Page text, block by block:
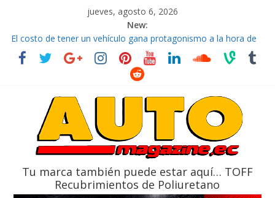
jueves, agosto 6, 2026
New:
El costo de tener un vehículo gana protagonismo a la hora de
decidir
Ultima película ‘Spider‑Man: Brand New Day’ pone en escena a
La Vuelta al Ecuador 2026, edición 47ª, recorre 7 provincias en 8
La FEDAK recibe 12 Sinotruk Bolden para cubrir las rutas de La
Tu marca también puede estar aquí… TOFF
Recubrimientos de Poliuretano